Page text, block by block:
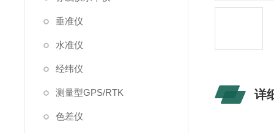
垂准仪
水准仪
经纬仪
测量型GPS/RTK
色差仪
详